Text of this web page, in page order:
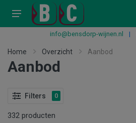
info@bensdorp-wijnen.nl |
Home Overzicht Aanbod
Aanbod
Filters 0
332 producten